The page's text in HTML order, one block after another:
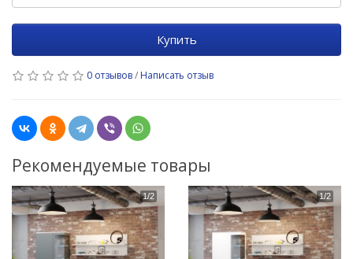
Купить
0 отзывов/ Написать отзыв
Рекомендуемые товары